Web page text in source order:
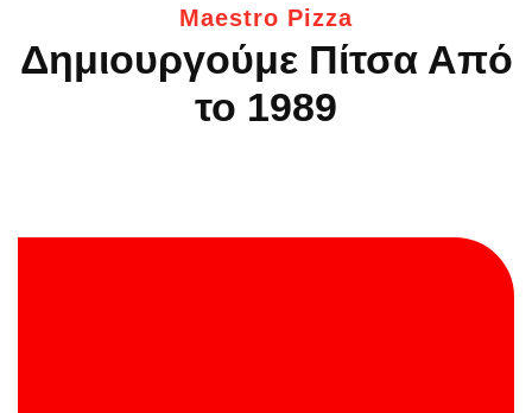
Maestro Pizza
Δημιουργούμε ΠίτσαΑπό
το 1989